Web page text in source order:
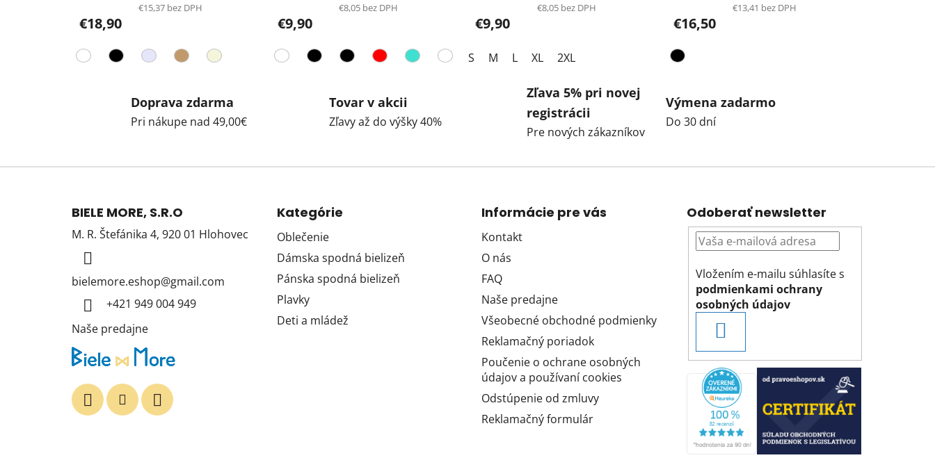
€15,37 bez DPH
€18,90
€8,05 bez DPH
€9,90
€8,05 bez DPH
€9,90
S M L XL 2XL
€13,41 bez DPH
€16,50
Doprava zdarma
Pri nákupe nad 49,00€
Tovar v akcii
Zľavy až do výšky 40%
Zľava 5% pri novej
registrácii
Pre nových zákazníkov
Výmena zadarmo
Do 30 dní
BIELE MORE, S.R.O
M. R. Štefánika 4, 920 01 Hlohovec
bielemore.eshop@gmail.com
+421 949 004 949
Naše predajne
Kategórie
Oblečenie
Dámska spodná bielizeň
Pánska spodná bielizeň
Plavky
Deti a mládež
Informácie pre vás
Kontakt
O nás
FAQ
Naše predajne
Všeobecné obchodné podmienky
Reklamačný poriadok
Poučenie o ochrane osobných
údajov a používaní cookies
Odstúpenie od zmluvy
Reklamačný formulár
Odoberať newsletter
Vložením e-mailu súhlasíte s
podmienkami ochrany
osobných údajov
SA